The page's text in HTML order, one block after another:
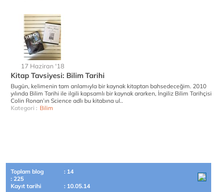
17 Haziran '18
Kitap Tavsiyesi: Bilim Tarihi
Bugün, kelimenin tam anlamıyla bir kaynak kitaptan bahsedeceğim. 2010
yılında Bilim Tarihi ile ilgili kapsamlı bir kaynak ararken, İngiliz Bilim Tarihçisi
Colin Ronan’ın Science adlı bu kitabına ul..
Kategori : Bilim
Toplam blog
: 14
: 225
Kayıt tarihi
: 10.05.14